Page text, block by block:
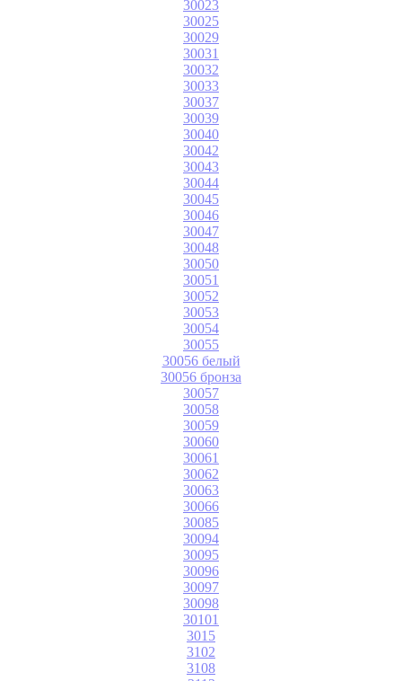
30023
30025
30029
30031
30032
30033
30037
30039
30040
30042
30043
30044
30045
30046
30047
30048
30050
30051
30052
30053
30054
30055
30056 белый
30056 бронза
30057
30058
30059
30060
30061
30062
30063
30066
30085
30094
30095
30096
30097
30098
30101
3015
3102
3108